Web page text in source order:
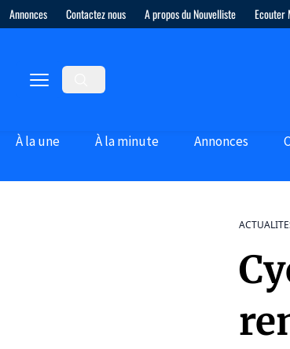
Annonces Contactez nous A propos du Nouvelliste Ecouter
À la une À la minute Annonces